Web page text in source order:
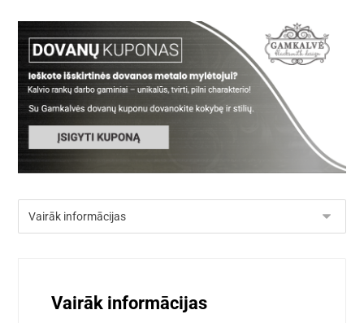
Vairāk informācijas